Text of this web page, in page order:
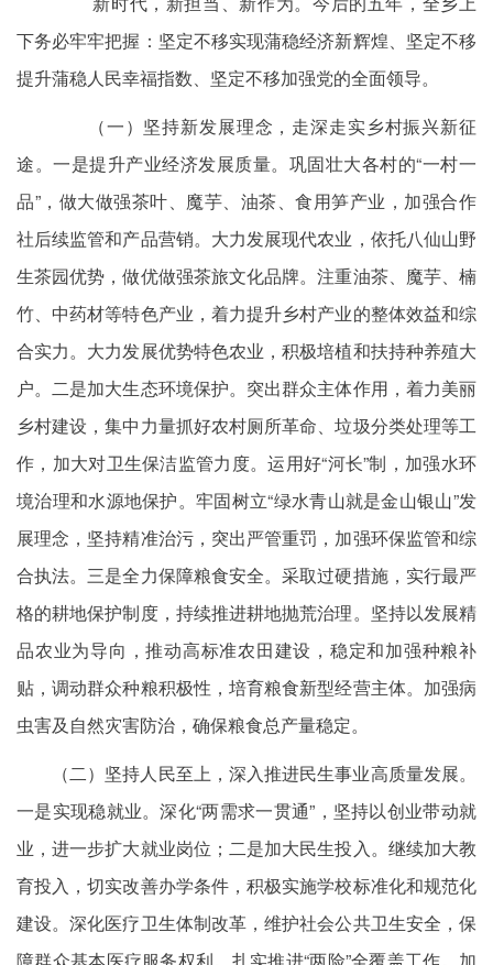
下务必牢牢把握：坚定不移实现蒲稳经济新辉煌、坚定不移
提升蒲稳人民幸福指数、坚定不移加强党的全面领导。
（一）坚持新发展理念，走深走实乡村振兴新征
途。一是提升产业经济发展质量。巩固壮大各村的“一村一
品”，做大做强茶叶、魔芋、油茶、食用笋产业，加强合作
社后续监管和产品营销。大力发展现代农业，依托八仙山野
生茶园优势，做优做强茶旅文化品牌。注重油茶、魔芋、楠
竹、中药材等特色产业，着力提升乡村产业的整体效益和综
合实力。大力发展优势特色农业，积极培植和扶持种养殖大
户。二是加大生态环境保护。突出群众主体作用，着力美丽
乡村建设，集中力量抓好农村厕所革命、垃圾分类处理等工
作，加大对卫生保洁监管力度。运用好“河长”制，加强水环
境治理和水源地保护。牢固树立“绿水青山就是金山银山”发
展理念，坚持精准治污，突出严管重罚，加强环保监管和综
合执法。三是全力保障粮食安全。采取过硬措施，实行最严
格的耕地保护制度，持续推进耕地抛荒治理。坚持以发展精
品农业为导向，推动高标准农田建设，稳定和加强种粮补
贴，调动群众种粮积极性，培育粮食新型经营主体。加强病
虫害及自然灾害防治，确保粮食总产量稳定。
（二）坚持人民至上，深入推进民生事业高质量发展。
一是实现稳就业。深化“两需求一贯通”，坚持以创业带动就
业，进一步扩大就业岗位；二是加大民生投入。继续加大教
育投入，切实改善办学条件，积极实施学校标准化和规范化
建设。深化医疗卫生体制改革，维护社会公共卫生安全，保
障群众基本医疗服务权利。扎实推进“两险”全覆盖工作。加